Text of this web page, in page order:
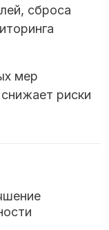
сброса
мер
риски